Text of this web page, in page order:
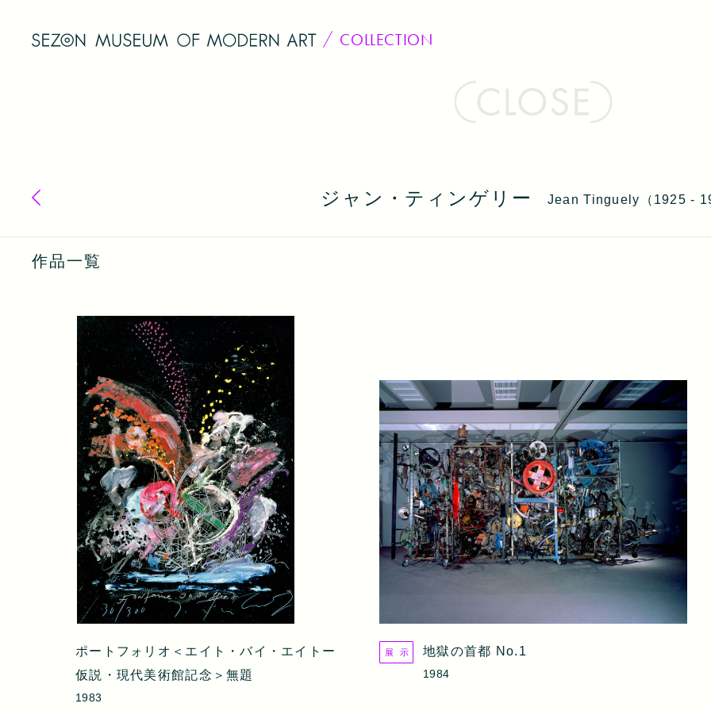
COLLECTION
コレクション一覧へ戻る ジャン・ティンゲリー Jean Tinguely（1925 -
作品一覧
ポートフォリオ＜エイト・バイ・エイトー
仮説・現代美術館記念＞無題
1983
展 示 地獄の首都 No.1
1984